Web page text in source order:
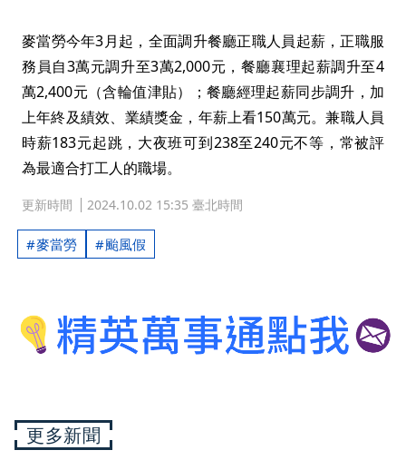
麥當勞今年3月起，全面調升餐廳正職人員起薪，正職服
務員自3萬元調升至3萬2,000元，餐廳襄理起薪調升至4
萬2,400元（含輪值津貼）；餐廳經理起薪同步調升，加
上年終及績效、業績獎金，年薪上看150萬元。兼職人員
時薪183元起跳，大夜班可到238至240元不等，常被評
為最適合打工人的職場。
更新時間 2024.10.02 15:35 臺北時間
麥當勞 颱風假
更多新聞